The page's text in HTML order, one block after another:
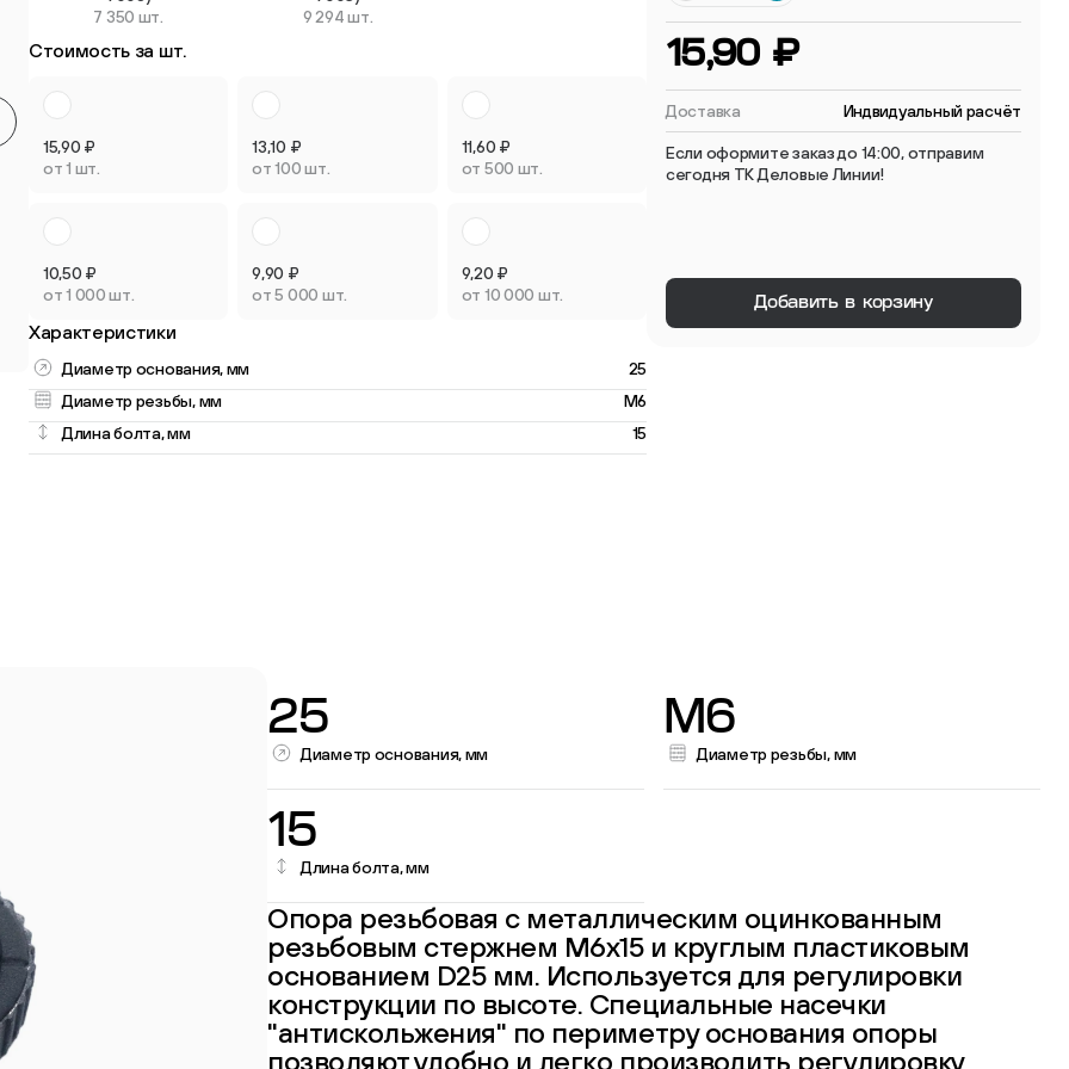
7 350 шт.
9 294 шт.
Стоимость за шт.
15,90 ₽
от 1 шт.
13,10 ₽
от 100 шт.
11,60 ₽
от 500 шт.
10,50 ₽
от 1 000 шт.
9,90 ₽
от 5 000 шт.
9,20 ₽
от 10 000 шт.
Характеристики
Диаметр основания, мм
25
Диаметр резьбы, мм
M6
Длина болта, мм
15
15,90 ₽
Доставка Индвидуальный расчёт
Если оформите заказ до 14:00, отправим
сегодня ТК Деловые Линии!
Добавить в корзину
25
Диаметр основания, мм
M6
Диаметр резьбы, мм
15
Длина болта, мм
Опора резьбовая с металлическим оцинкованным
резьбовым стержнем М6х15 и круглым пластиковым
основанием D25 мм. Используется для регулировки
конструкции по высоте. Специальные насечки
"антискольжения" по периметру основания опоры
позволяют удобно и легко производить регулировку
Круглые мебельные опоры Квадратные мебельные опоры
Опоры колёсные
3 товара
Опоры пластиковые
регулируемые
3 товара
Перейти в каталог